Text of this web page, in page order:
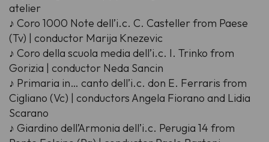
atelier
♪ Coro 1000 Note dell’i.c. C. Casteller from Paese
(Tv) | conductor Marija Knezevic
♪ Coro della scuola media dell’i.c. I. Trinko from
Gorizia | conductor Neda Sancin
♪ Primaria in… canto dell’i.c. don E. Ferraris from
Cigliano (Vc) | conductors Angela Fiorano and Lidia
Scarano
♪ Giardino dell’Armonia dell’i.c. Perugia 14 from